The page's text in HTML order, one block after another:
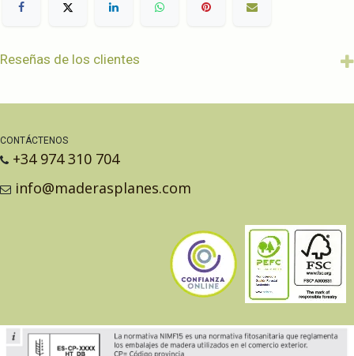
Reseñas de los clientes
CONTÁCTENOS
+34 974 310 704
info@maderasplanes.com